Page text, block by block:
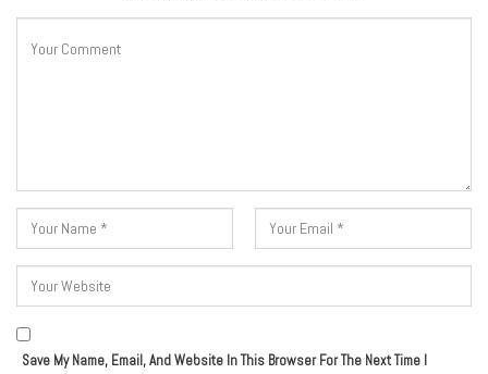
Save My Name, Email, And Website In This Browser For The Next Time I